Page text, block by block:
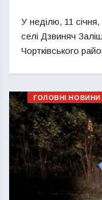
У неділю, 11
селі Дзвиняч
Чортківського
ГОЛОВНІ НОВИНИ